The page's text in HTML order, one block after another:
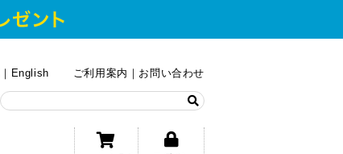
English ご利用案内 お問い合わせ